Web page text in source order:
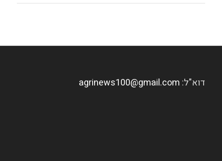
דוא"ל: agrinews100@gmail.com